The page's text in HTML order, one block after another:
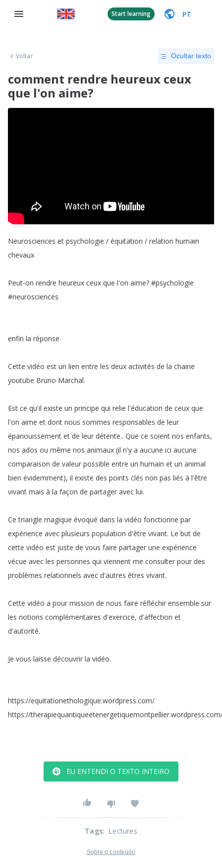
Start learning PT
Voltar Ocultar texto
comment rendre heureux ceux
que l'on aime?
Neurosciences et psychologie / équitation / relation humain
chevaux
Peut-on rendre heureux ceux que l'on aime? #psychologie
#neurosciences
enfin la réponse
Cette vidéo est un lien entre les deux activités de la chaine
youtube Bruno Marchal.
Est ce qu'il existe un principe qui relie l'éducation de ceux que
l'on aime et dont nous sommes responsables de leur
épanouissement et de leur détente.. Que ce soient nos enfants,
nos ados ou même nos animaux (il n'y a aucune ici aucune
comparaison de valeur possible entre un humain et un animal
bien évidemment), il existe des points clés non pas liés à l'être
vivant mais à la façon de partager avec lui.
Ce triangle magique évoqué dans la vidéo fonctionne par
expérience avec plusieurs population d'être vivant. Le but de
cette vidéo est juste de vous faire partager une expérience
vécue avec les personnes qui viennent me consulter pour des
problèmes relationnels avec d'autres êtres vivant.
Cette vidéo a pour mission de nous faire réfléchir ensemble sur
les notions complémentaires d'exercice, d'affection et
d'autorité.
Je vous laisse découvrir la vidéo.
https://equitationethologique.wordpress.com/
https://therapiequantiqueetenergetiquemontpellier.wordpress.com
EU ENTENDI O TEXTO INTEIRO
Tags: Lectures
Sobre o conteúdo